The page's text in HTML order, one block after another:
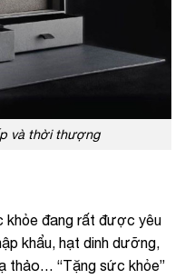
và thời thượng
khỏe đang rất được yêu
khẩu, hạt dinh dưỡng,
thảo… “Tặng sức khỏe”